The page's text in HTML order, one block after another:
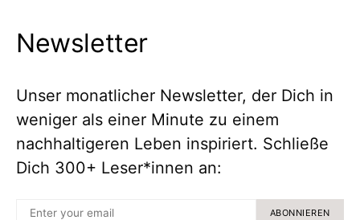
Newsletter
Unser monatlicher Newsletter, der Dich in
weniger als einer Minute zu einem
nachhaltigeren Leben inspiriert. Schließe
Dich 300+ Leser*innen an:
ABONNIEREN